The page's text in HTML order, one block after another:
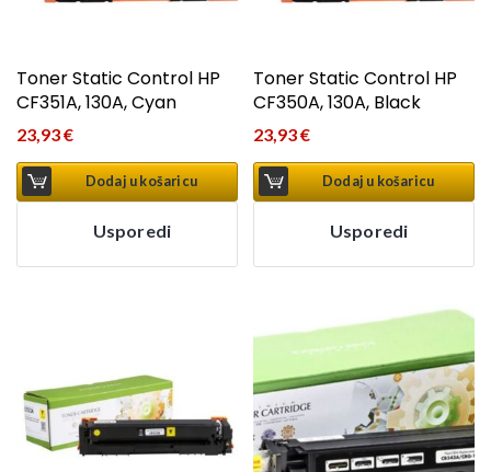
Toner Static Control HP
CF351A, 130A, Cyan
23,93€
Dodaj u košaricu
Usporedi
Toner Static Control HP
CF350A, 130A, Black
23,93€
Dodaj u košaricu
Usporedi